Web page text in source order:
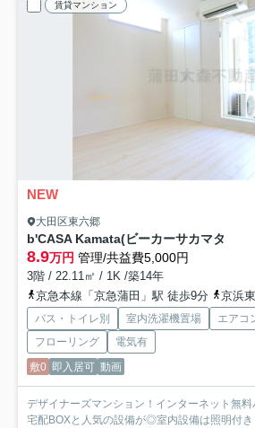
賃貸マンション
NEW
大田区東六郷
b'CASA Kamata(ビーカーサカマタ
8.9万円 管理/共益費5,000円
3階 / 22.11㎡ / 1K /築14年
京急本線「京急蒲田」駅 徒歩9分
京浜東
バス・トイレ別 室内洗濯機置場 エアコ
フローリング
電気有
敷0 即入居可 動画
デザイナーズマンション！インターネット無
宅配BOXと人気の設備が◎室内設備は照明付き